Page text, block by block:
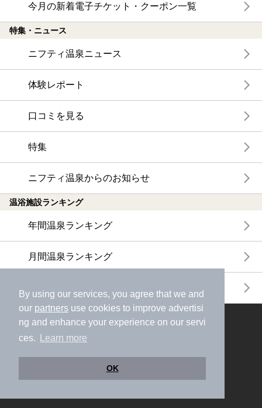
By using our services, you agree that we and
our partners use cookies to improve advertisi
ng and enhance your experience on our servi
ces.
Learn more
OK
今月の新着電子チケット・クーポン一覧
特集・ニュース
ニフティ温泉ニュース
体験レポート
口コミを見る
特集
ニフティ温泉からのお知らせ
温浴施設ランキング
年間温泉ランキング
月間温泉ランキング
ニフティ温泉公式アカウントをフォローして
おトク情報やクーポン情報を受け取ろう